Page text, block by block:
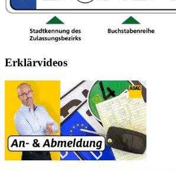
Erklärvideos